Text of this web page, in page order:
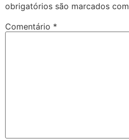
obrigatórios são marcados com
Comentário *